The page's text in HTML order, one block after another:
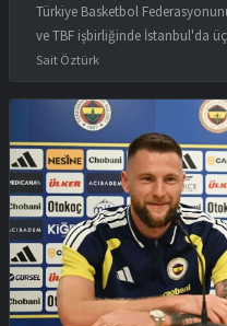
Türkiye Basketbol
ve TBF işbirliğinde İstanbul'da
Sait Öztürk